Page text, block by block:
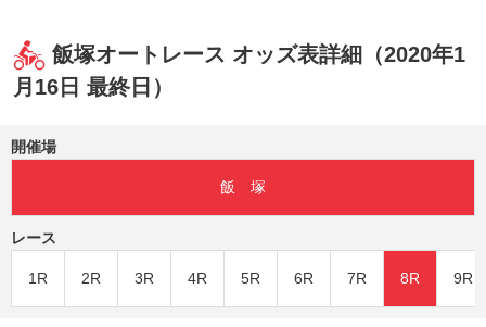
飯塚オートレース オッズ表詳細（2020年1
月16日 最終日）
開催場
飯 塚
レース
1R 2R 3R 4R 5R 6R 7R 8R 9R